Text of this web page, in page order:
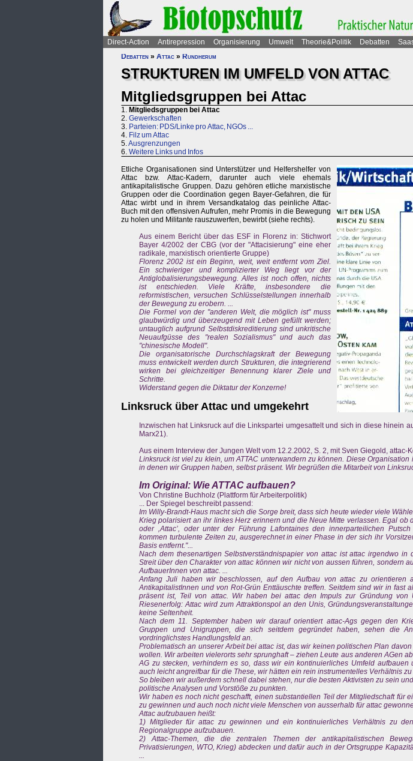
Direct-Action Antirepression Organisierung Umwelt Theorie&Politik Debatten
Debatten » Attac » Rundherum
STRUKTUREN IM UMFELD VON ATTAC
Mitgliedsgruppen bei Attac
1. Mitgliedsgruppen bei Attac
2. Gewerkschaften
3. Parteien: PDS/Linke pro Attac, NGOs ...
4. Filz um Attac
5.Ausgrenzungen
6. Weitere Links und Infos
Etliche Organisationen sind Unterstützer und Helfershelfer von
Attac bzw. Attac-Kadern, darunter auch viele ehemals
antikapitalistische Gruppen. Dazu gehören etliche marxistische
Gruppen oder die Coordination gegen Bayer-Gefahren, die für
Attac wirbt und in ihrem Versandkatalog das peinliche Attac-
Buch mit den offensiven Aufrufen, mehr Promis in die Bewegung
zu holen und Militante rauszuwerfen, bewirbt (siehe rechts).
Aus einem Bericht über das ESF in Florenz in: Stichwort
Bayer 4/2002 der CBG (vor der "Attacisierung" eine eher
radikale, marxistisch orientierte Gruppe)
Florenz 2002 ist ein Beginn, weit, weit entfernt vom Ziel.
Ein schwieriger und komplizierter Weg liegt vor der
Antiglobalisierungsbewegung. Alles ist noch offen, nichts
ist entschieden. Viele Kräfte, insbesondere die
reformistischen, versuchen Schlüsselstellungen innerhalb
der Bewegung zu erobern. ...
Die Formel von der "anderen Welt, die möglich ist" muss
glaubwürdig und überzeugend mit Leben gefüllt werden;
untauglich aufgrund Selbstdiskreditierung sind unkritische
Neuaufgüsse des "realen Sozialismus" und auch das
"chinesische Modell".
Die organisatorische Durchschlagskraft der Bewegung
muss entwickelt werden durch Strukturen, die integrierend
wirken bei gleichzeitiger Benennung klarer Ziele und
Schritte.
Widerstand gegen die Diktatur der Konzerne!
Linksruck über Attac und umgekehrt
Inzwischen hat Linksruck auf die Linkspartei umgesattelt und sich in diese hinein
Marx21).
Aus einem Interview der Jungen Welt vom 12.2.2002, S. 2, mit Sven Giegold, attac-
Linksruck ist viel zu klein, um ATTAC unterwandern zu können. Diese Organisation
in denen wir Gruppen haben, selbst präsent. Wir begrüßen die Mitarbeit von
Im Original: Wie ATTAC aufbauen?
Von Christine Buchholz (Plattform für Arbeiterpolitik)
... Der Spiegel beschreibt passend:
Im Willy-Brandt-Haus macht sich die Sorge breit, dass sich heute wieder viele
Krieg polarisiert an ihr linkes Herz erinnern und die Neue Mitte verlassen. Egal ob
oder ‚Attac’, oder unter der Führung Lafontaines den innerparteilichen
kommen turbulente Zeiten zu, ausgerechnet in einer Phase in der sich ihr
Basis entfernt."...
Nach dem thesenartigen Selbstverständnispapier von attac ist attac irgendwo in
Streit über den Charakter von attac können wir nicht von aussen führen, sondern
AufbauerInnen von attac. ...
Anfang Juli haben wir beschlossen, auf den Aufbau von attac zu orientieren
AntikapitalistInnen und von Rot-Grün Enttäuschte treffen. Seitdem sind wir in fast
präsent ist, Teil von attac. Wir haben bei attac den Impuls zur Gründung von
Riesenerfolg: Attac wird zum Attraktionspol an den Unis,
keine Seltenheit.
Nach dem 11. September haben wir darauf orientiert attac-Ags gegen den
Gruppen und Unigruppen, die sich seitdem gegründet haben, sehen die
vordringlichstes Handlungsfeld an.
Problematisch an unserer Arbeit bei attac ist, das wir keinen politischen Plan
wollen. Wir arbeiten vielerorts sehr sprunghaft – ziehen Leute aus anderen AGen
AG zu stecken, verhindern es so, dass wir ein kontinuierliches Umfeld aufbauen
auch leicht angreifbar für die These, wir hätten ein rein instrumentelles Verhältnis zu
So bleiben wir außerdem schnell dabei stehen, nur die besten Aktivisten zu sein
politische Analysen und Vorstöße zu punkten.
Wir haben es noch nicht geschafft, einen substantiellen Teil der Mitgliedschaft für
zu gewinnen und auch noch nicht viele Menschen von ausserhalb für attac
Attac aufzubauen heißt:
1) Mitglieder für attac zu gewinnen und ein kontinuierliches Verhältnis zu
Regionalgruppe aufzubauen.
2) Attac-Themen, die die zentralen Themen der antikapitalistischen
Privatisierungen, WTO, Krieg) abdecken und dafür auch in der Ortsgruppe
...